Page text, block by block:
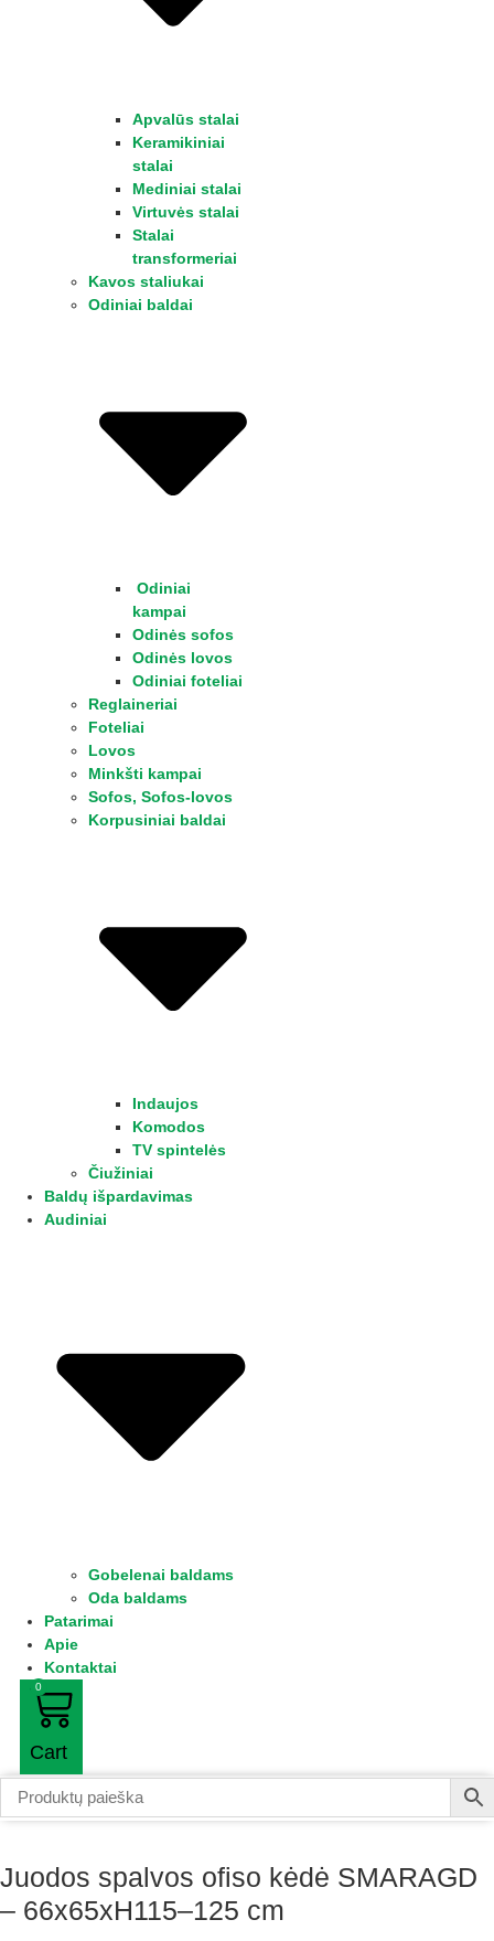
Apvalūs stalai
Keramikiniai
stalai
Mediniai stalai
Virtuvės stalai
Stalai
transformeriai
Kavos staliukai
Odiniai baldai
Odiniai
kampai
Odinės sofos
Odinės lovos
Odiniai foteliai
Reglaineriai
Foteliai
Lovos
Minkšti kampai
Sofos, Sofos-lovos
Korpusiniai baldai
Indaujos
Komodos
TV spintelės
Čiužiniai
Baldų išpardavimas
Audiniai
Gobelenai baldams
Oda baldams
Patarimai
Apie
Kontaktai
0
Cart
Juodos spalvos ofiso kėdė SMARAGD
– 66x65xH115–125 cm